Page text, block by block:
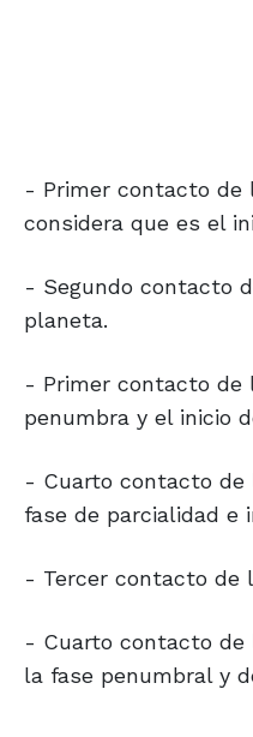
- Primer contacto de
considera que es el
- Segundo contacto
planeta.
- Primer contacto de
penumbra y el inicio
- Cuarto contacto de
fase de parcialidad e
- Tercer contacto de
- Cuarto contacto de
la fase penumbral y